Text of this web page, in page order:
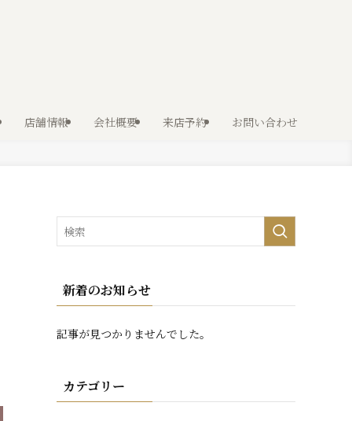
店舗情報 会社概要 来店予約 お問い合わせ
新着のお知らせ
記事が見つかりませんでした。
カテゴリー